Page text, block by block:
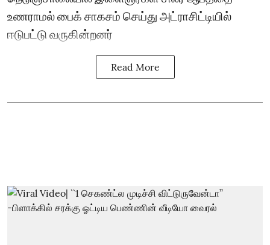
உணராமல் பைக் சாகசம் செய்து அட்ராசிட்டியில்
ஈடுபட்டு வருகின்றனர்
Read More